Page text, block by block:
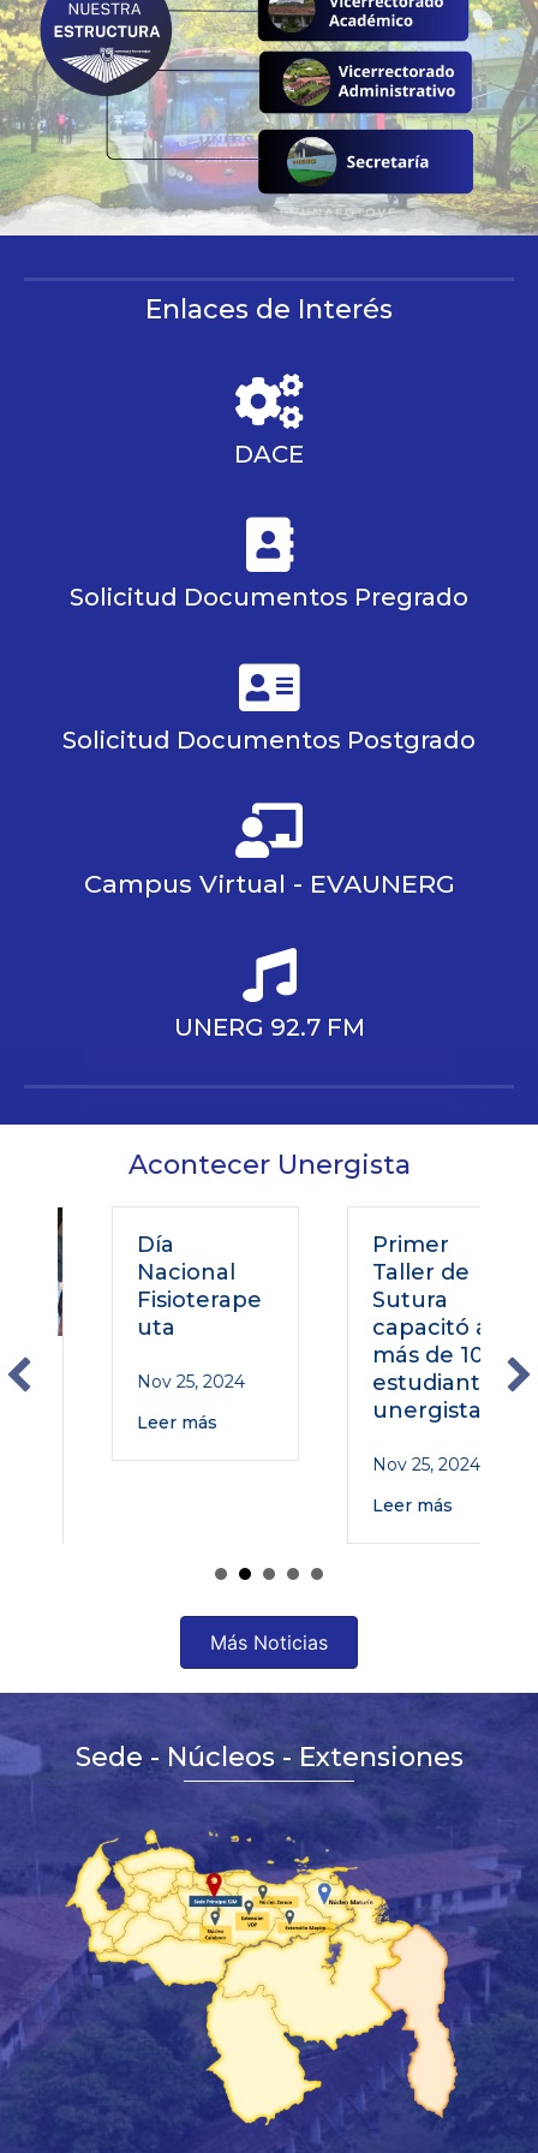
Enlaces de Interés
DACE
Solicitud Documentos Pregrado
Solicitud Documentos Postgrado
Campus Virtual - EVAUNERG
UNERG 92.7 FM
Acontecer Unergista
Nacional
Fisioterape
Nov 25, 2024
Leer más
Primer
Taller de
Sutura
capacitó a
más de 100
estudiantes
unergistas
Nov 25, 2024
Leer más
Más Noticias
Sede - Núcleos - Extensiones